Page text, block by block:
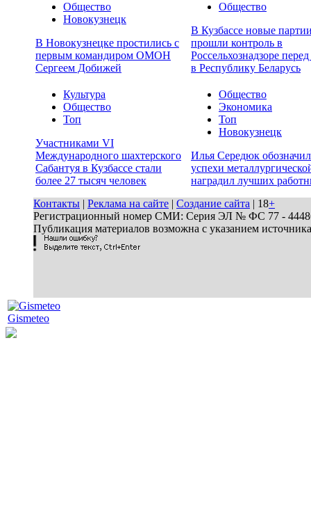
Общество
Новокузнецк
В Новокузнецке простились с
первым командиром ОМОН
Сергеем Добижей
Общество
В Кузбассе новые
прошли контроль в
Россельхознадзоре
в Республику Беларусь
Культура
Общество
Топ
Участниками VI
Международного шахтерского
Сабантуя в Кузбассе стали
более 27 тысяч человек
Общество
Экономика
Топ
Новокузнецк
Илья Середюк
успехи
наградил лучших
Контакты | Реклама на сайте | Создание сайта | 18+
Регистрационный номер СМИ: Серия ЭЛ № ФС 77 - 44486
Публикация материалов возможна с указанием
Gismeteo